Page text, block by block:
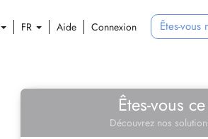
FR Aide Connexion Êtes-
Êtes-vous
Découvrez nos